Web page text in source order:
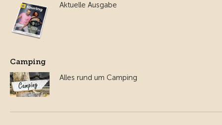
Aktuelle Ausgabe
Camping
Alles rund um Camping